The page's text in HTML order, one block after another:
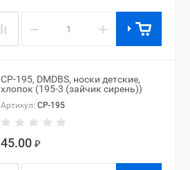
− +
CP-195, DMDBS, носки детские,
хлопок (195-3 (зайчик сирень))
Артикул: CP-195
45.00 ₽